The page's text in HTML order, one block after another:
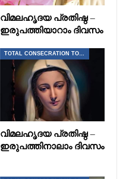
വിമലഹൃദയ പ്രതിഷ്ഠ –
ഇരുപത്തിയാറാം ദിവസം
വിമലഹൃദയ പ്രതിഷ്ഠ –
ഇരുപത്തിനാലാം ദിവസം